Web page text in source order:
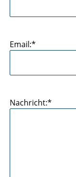
Email:*
Nachricht:*